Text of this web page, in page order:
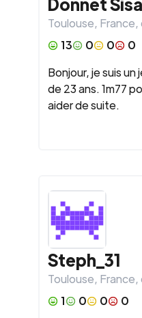
Toulouse, France,
13
0 0
0
Bonjour, je suis
de 23 ans. 1m77
aider de suite.
Steph_31
Toulouse, France,
1
0 0
0